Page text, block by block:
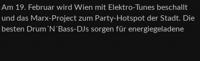
Am 19. Februar wird Wien mit Elektro-Tunes beschallt
und das Marx-Project zum Party-Hotspot der Stadt. Die
besten Drum´N´Bass-DJs sorgen für energiegeladene